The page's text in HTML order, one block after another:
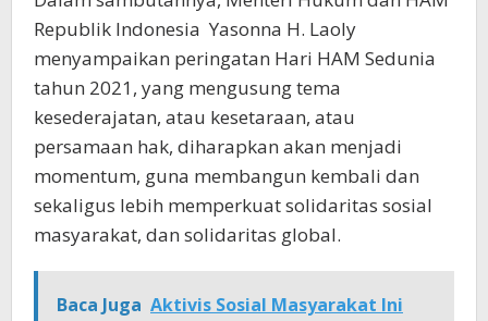
Republik Indonesia Yasonna H. Laoly
menyampaikan peringatan Hari HAM Sedunia
tahun 2021, yang mengusung tema
kesederajatan, atau kesetaraan, atau
persamaan hak, diharapkan akan menjadi
momentum, guna membangun kembali dan
sekaligus lebih memperkuat solidaritas sosial
masyarakat, dan solidaritas global.
Baca Juga Aktivis Sosial Masyarakat Ini